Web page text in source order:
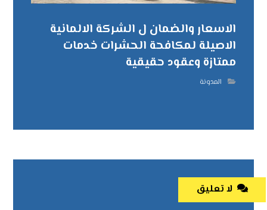
الاسعار والضمان ل الشركة الالمانية
الاصيلة لمكافحة الحشرات خدمات
ممتازة وعقود حقيقية
المدونة
لا تعليق